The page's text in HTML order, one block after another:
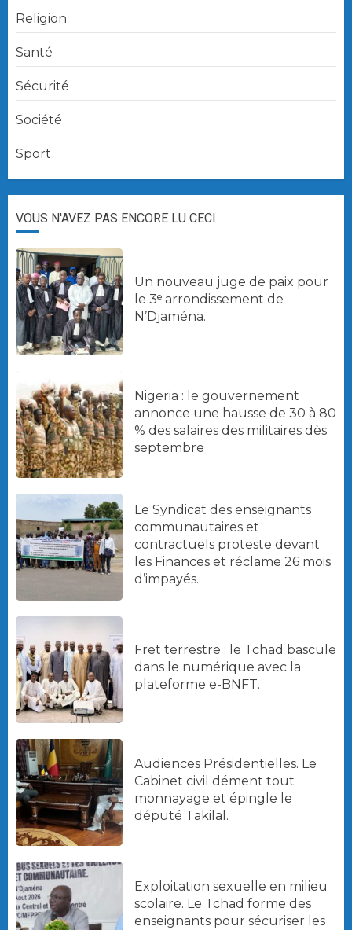
Religion
Santé
Sécurité
Société
Sport
VOUS N'AVEZ PAS ENCORE LU CECI
Un nouveau juge de paix pour
le 3ᵉ arrondissement de
N’Djaména.
Nigeria : le gouvernement
annonce une hausse de 30 à 80
% des salaires des militaires dès
septembre
Le Syndicat des enseignants
communautaires et
contractuels proteste devant
les Finances et réclame 26 mois
d’impayés.
Fret terrestre : le Tchad bascule
dans le numérique avec la
plateforme e-BNFT.
Audiences Présidentielles. Le
Cabinet civil dément tout
monnayage et épingle le
député Takilal.
Exploitation sexuelle en milieu
scolaire. Le Tchad forme des
enseignants pour sécuriser les